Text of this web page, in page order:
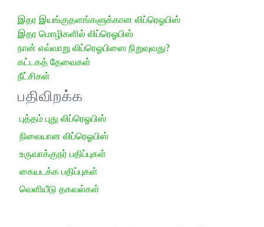
இதர இயங்குதளங்களுக்கான லிப்ரெஓபிஸ்
இதர மொழிகளில் லிப்ரெஓபிஸ்
நான் எவ்வாறு லிப்ரெஓபிஸை நிறுவுவது?
கட்டகத் தேவைகள்
நீட்சிகள்
பதிவிறக்க
புத்தம் புது லிப்ரெஓபிஸ்
நிலையான லிப்ரெஓபிஸ்
உருவாக்குநர் பதிப்புகள்
கையடக்க பதிப்புகள்
வெளியீடு தகவல்கள்